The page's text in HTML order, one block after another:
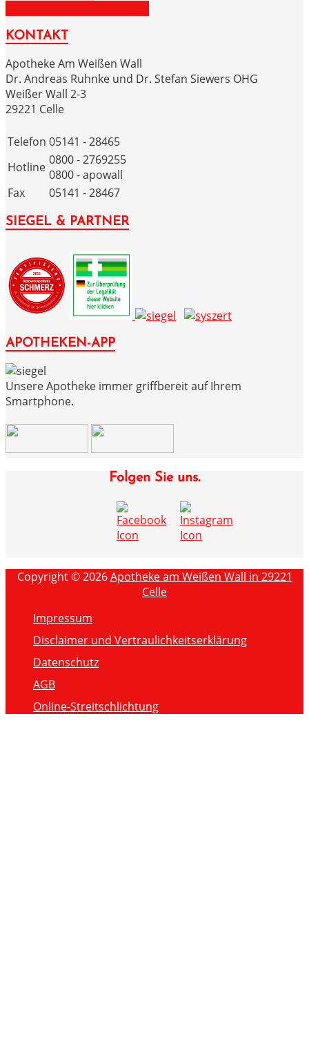
KONTAKT
Apotheke Am Weißen Wall
Dr. Andreas Ruhnke und Dr. Stefan Siewers OHG
Weißer Wall 2-3
29221 Celle
Telefon 05141 - 28465
Hotline 0800 - 2769255
0800 - apowall
Fax
05141 - 28467
SIEGEL & PARTNER
APOTHEKEN-APP
Unsere Apotheke immer griffbereit auf Ihrem
Smartphone.
Folgen Sie uns.
Copyright © 2026Apotheke am Weißen Wall in 29221
Celle
Impressum
Disclaimer und Vertraulichkeitserklärung
Datenschutz
AGB
Online-Streitschlichtung